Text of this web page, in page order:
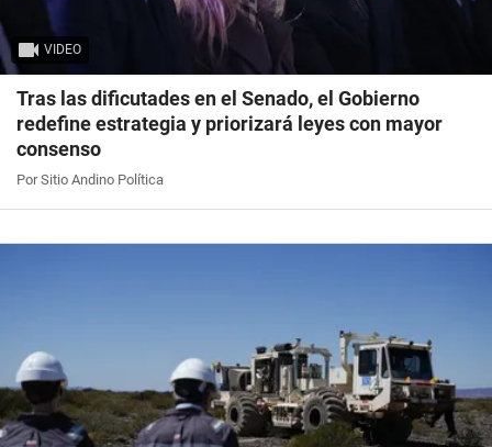
VIDEO
Tras las dificutades en el Senado, el Gobierno
redefine estrategia y priorizará leyes con mayor
consenso
Por Sitio Andino Política